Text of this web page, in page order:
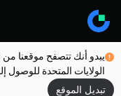
يبدو أنك تتصفح موقعنا من
الولايات المتحدة
تبديل الموقع